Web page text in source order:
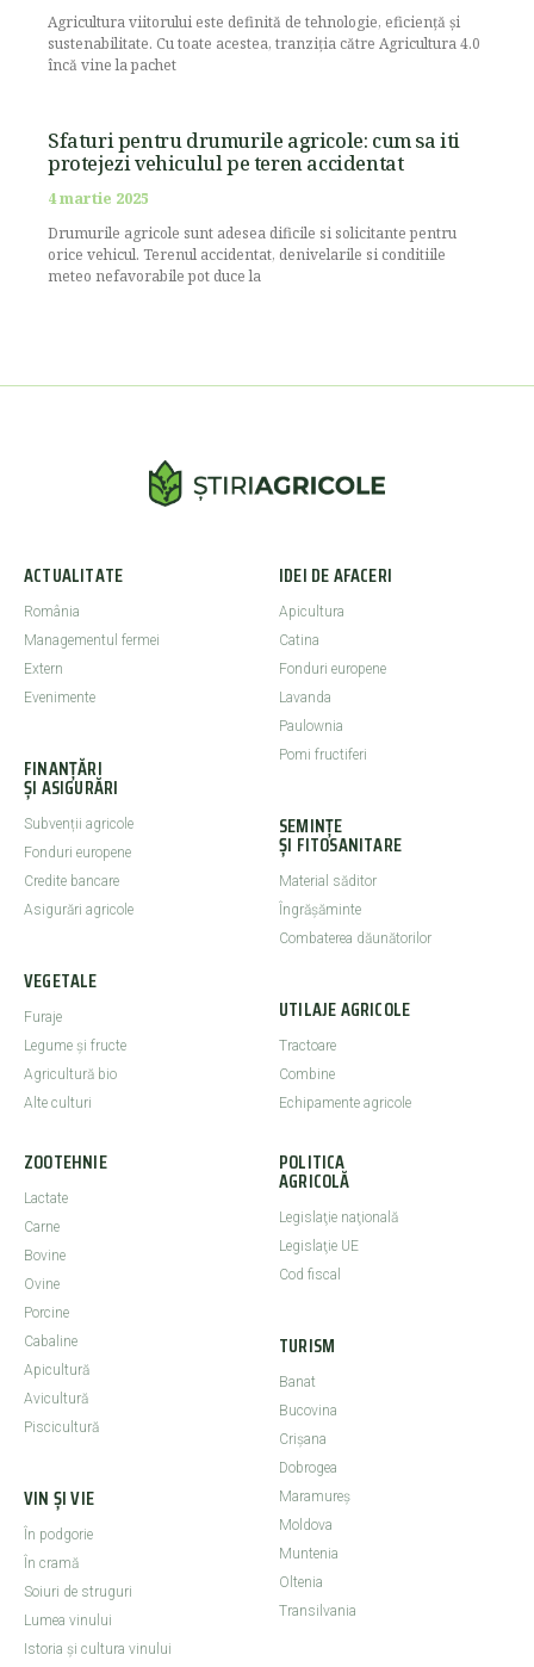
Agricultura viitorului este definită de tehnologie, eficiență și
sustenabilitate. Cu toate acestea, tranziția către Agricultura 4.0
încă vine la pachet
Sfaturi pentru drumurile agricole: cum sa iti
protejezi vehiculul pe teren accidentat
4 martie 2025
Drumurile agricole sunt adesea dificile si solicitante pentru
orice vehicul. Terenul accidentat, denivelarile si conditiile
meteo nefavorabile pot duce la
ACTUALITATE
România
Managementul fermei
Extern
Evenimente
FINANȚĂRI
ȘI ASIGURĂRI
Subvenții agricole
Fonduri europene
Credite bancare
Asigurări agricole
VEGETALE
Furaje
Legume şi fructe
Agricultură bio
Alte culturi
IDEI DE AFACERI
Apicultura
Catina
Fonduri europene
Lavanda
Paulownia
Pomi fructiferi
SEMINȚE
ȘI FITOSANITARE
Material săditor
Îngrășăminte
Combaterea dăunătorilor
UTILAJE AGRICOLE
Tractoare
Combine
Echipamente agricole
ZOOTEHNIE
Lactate
Carne
Bovine
Ovine
Porcine
Cabaline
Apicultură
Avicultură
Piscicultură
VIN ȘI VIE
În podgorie
În cramă
Soiuri de struguri
Lumea vinului
Istoria şi cultura vinului
POLITICA
AGRICOLĂ
Legislaţie naţională
Legislaţie UE
Cod fiscal
TURISM
Banat
Bucovina
Crişana
Dobrogea
Maramureş
Moldova
Muntenia
Oltenia
Transilvania